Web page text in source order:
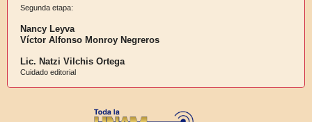
Segunda etapa:
Nancy Leyva
Víctor Alfonso Monroy Negreros
Lic. Natzi Vilchis Ortega
Cuidado editorial